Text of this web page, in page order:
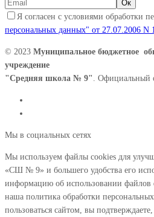
Я согласен с условиями обработки
персональных данных" от 27.07.2006 N
© 2023 Муниципальное бюджетное
учреждение
"Средняя школа № 9" . Официальный
Мы в социальных сетях
Мы используем файлы cookies для
«СШ № 9» и большего удобства его
информацию об использовании файлов
наша политика обработки
пользоваться сайтом, вы